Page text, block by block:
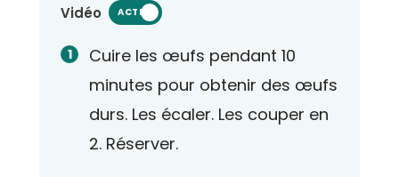
Vidéo ACTIVÉ
Cuire les œufs pendant 10
minutes pour obtenir des œufs
durs. Les écaler. Les couper en
2. Réserver.